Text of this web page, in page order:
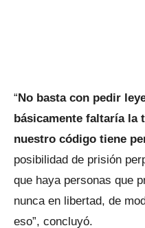
“No basta con pedir
básicamente faltaría la
nuestro código tiene
posibilidad de prisión
que haya personas que
nunca en libertad, de
eso”, concluyó.